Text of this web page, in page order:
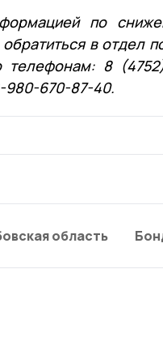
по
в отдел
телефонам: 8
980-670-87-40.
область